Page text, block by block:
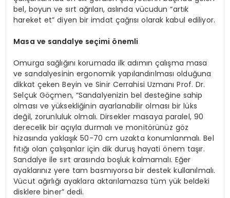
bel, boyun ve sırt ağrıları, aslında vücudun “artık
hareket et” diyen bir imdat çağrısı olarak kabul ediliyor.
Masa ve sandalye seçimi önemli
Omurga sağlığını korumada ilk adımın çalışma masa
ve sandalyesinin ergonomik yapılandırılması olduğuna
dikkat çeken Beyin ve Sinir Cerrahisi Uzmanı Prof. Dr.
Selçuk Göçmen, “Sandalyenizin bel desteğine sahip
olması ve yüksekliğinin ayarlanabilir olması bir lüks
değil, zorunluluk olmalı. Dirsekler masaya paralel, 90
derecelik bir açıyla durmalı ve monitörünüz göz
hizasında yaklaşık 50-70 cm uzakta konumlanmalı. Bel
fıtığı olan çalışanlar için dik duruş hayati önem taşır.
Sandalye ile sırt arasında boşluk kalmamalı. Eğer
ayaklarınız yere tam basmıyorsa bir destek kullanılmalı.
Vücut ağırlığı ayaklara aktarılamazsa tüm yük beldeki
disklere biner” dedi.